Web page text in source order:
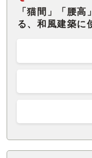
「猫間」「腰
る、和風建築に